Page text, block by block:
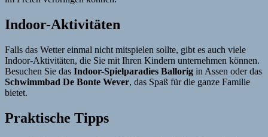
Indoor-Aktivitäten
Falls das Wetter einmal nicht mitspielen sollte, gibt es auch viele
Indoor-Aktivitäten, die Sie mit Ihren Kindern unternehmen können.
Besuchen Sie das Indoor-Spielparadies Ballorig in Assen oder das
Schwimmbad De Bonte Wever, das Spaß für die ganze Familie
bietet.
Praktische Tipps